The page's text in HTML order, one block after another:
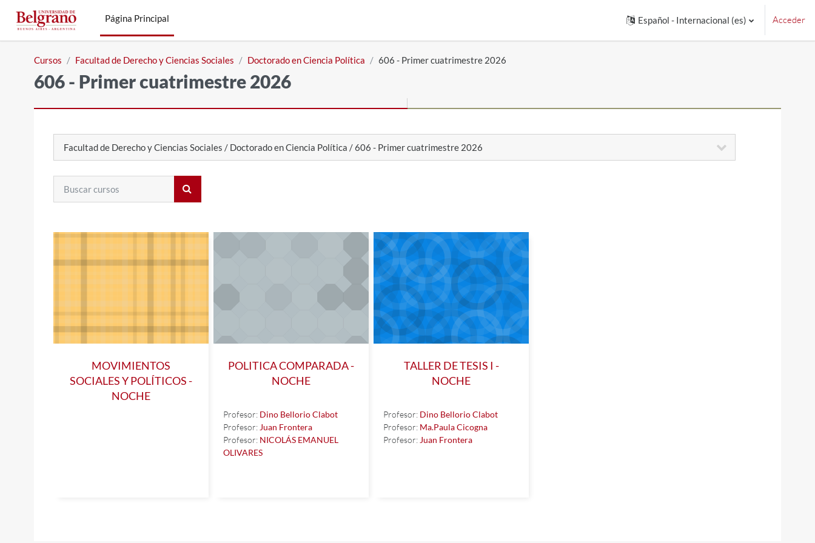
Página Principal
Español - Internacional ‎(es)‎ Acceder
Cursos Facultad de Derecho y Ciencias Sociales Doctorado en Ciencia Política 606 - Primer cuatrimestre 2026
606 - Primer cuatrimestre 2026
Categorías
Buscar cursos
MOVIMIENTOS
SOCIALES Y POLÍTICOS -
NOCHE
POLITICA COMPARADA -
NOCHE
Profesor: Dino Bellorio Clabot
Profesor: Juan Frontera
Profesor: NICOLÁS EMANUEL
OLIVARES
TALLER DE TESIS I -
NOCHE
Profesor: Dino Bellorio Clabot
Profesor: Ma.Paula Cicogna
Profesor: Juan Frontera